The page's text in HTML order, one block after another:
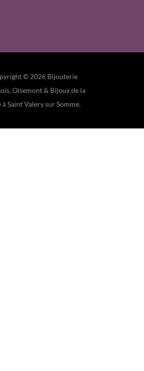
© 2026 Bijouterie
Oisemont & Bijoux de la
à Saint Valery sur Somme.